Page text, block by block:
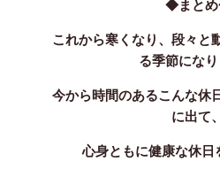
◆まと
これから寒くなり、段々と
る季節になり
今から時間のあるこんな休
に出て、
心身ともに健康な休日